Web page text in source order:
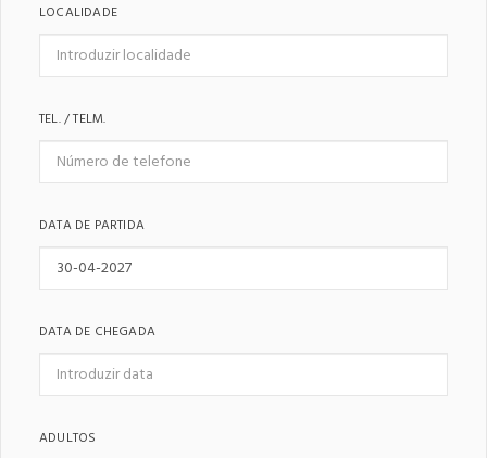
LOCALIDADE
TEL. / TELM.
DATA DE PARTIDA
DATA DE CHEGADA
ADULTOS